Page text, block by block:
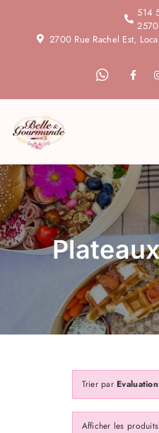
514
2570
2700 Rue Rachel Est,
Accueil
À propos
Services
Trier par Evaluation
Afficher les